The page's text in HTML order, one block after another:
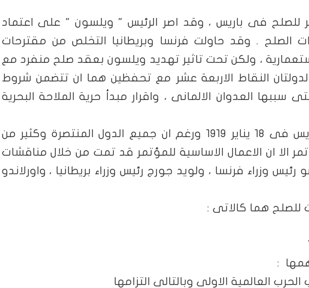
للصلح فى باريس ، وقد اصر الرئيس " ويلسون " على اعتماد
الصلح . وقد حاولت فرنسا وبريطانيا التخلص من مقترحات
، ولكن تحت تاثير تهديد ويلسون بعقد صلح منفرد مع
الدولتان النقاط الاربعة عشر مع تحفظين هما ان تتضمن شروط
سببها العدوان الالمانى ، واقرار مبدأ حرية الملاحة البحرية
وبالفعل انعقد مؤتمر الصلح فى باريس فى 18 يناير 1919 ورغم ان جميع الدول المنتصرة وكثير من
الا ان الاعمال الاساسية للمؤتمر قد تمت من خلال مناقشات
وزراء فرنسا ، ولويد جورج رئيس وزراء بريطانيا ، واورلاندو
هما كالاتى :
:
العالمية الاولى وبالتالى التزامها